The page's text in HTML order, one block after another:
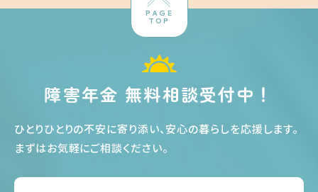
PAGE
TOP
障害年金 無料相談受付中！
ひとりひとりの不安に寄り添い、安心の暮らしを応援します。
まずはお気軽にご相談ください。